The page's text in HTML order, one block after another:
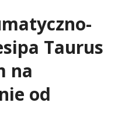
Taurus
na
od